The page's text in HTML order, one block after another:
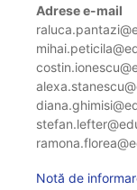
Adrese e-mail
Notă de